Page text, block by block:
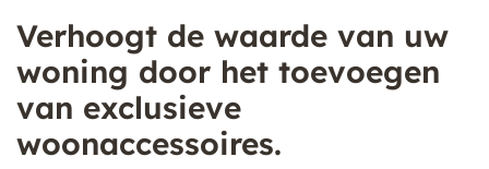
Verhoogt de waarde van uw
woning door het toevoegen
van exclusieve
woonaccessoires.